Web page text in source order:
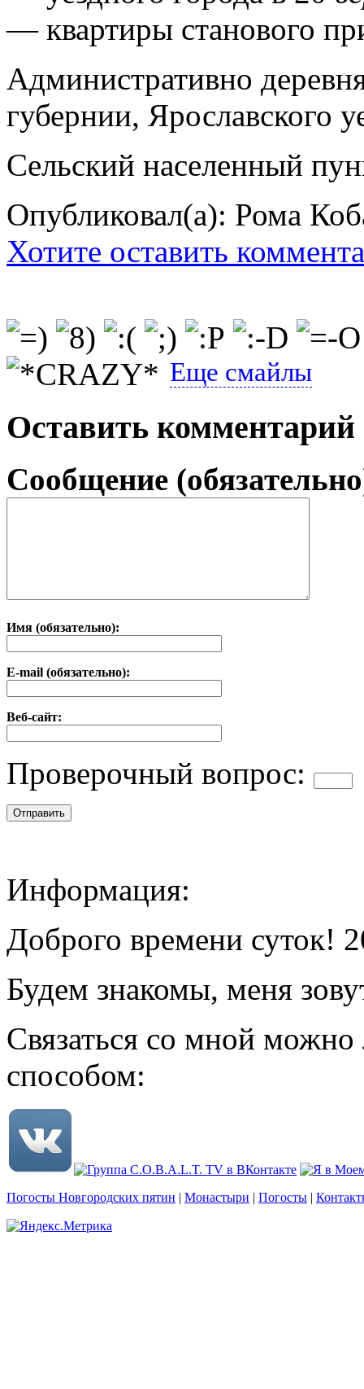
— квартиры станового
Административно
губернии, Ярославского
Сельский населенный
Опубликовал(а): Рома
Хотите оставить
Еще смайлы
Оставить комментарий
Сообщение
Имя (обязательно):
E-mail (обязательно):
Веб-сайт:
Проверочный вопрос:
Информация:
Доброго времени суток!
Будем знакомы, меня
Связаться со мной
способом:
Погосты Новгородских пятин | Монастыри | Погосты |